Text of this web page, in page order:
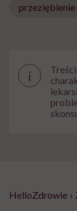
i
HelloZdrowie ›